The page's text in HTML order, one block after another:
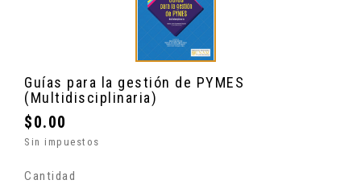
Guías para la gestión de PYMES
(Multidisciplinaria)
$0.00
Sin impuestos
Cantidad